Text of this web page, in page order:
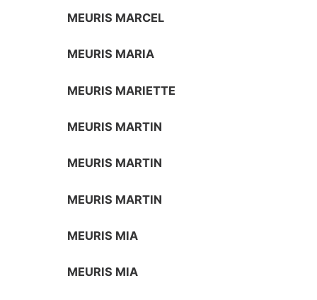
MEURIS MARCEL
MEURIS MARIA
MEURIS MARIETTE
MEURIS MARTIN
MEURIS MARTIN
MEURIS MARTIN
MEURIS MIA
MEURIS MIA